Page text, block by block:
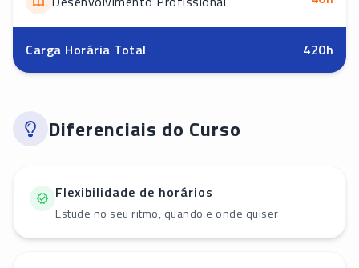
Carga Horária Total 420h
Diferenciais do Curso
Flexibilidade de horários
Estude no seu ritmo, quando e onde quiser